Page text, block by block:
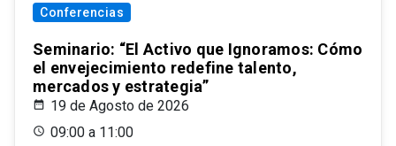
Conferencias
Seminario: “El Activo que Ignoramos: Cómo
el envejecimiento redefine talento,
mercados y estrategia”
19 de Agosto de 2026
09:00 a 11:00